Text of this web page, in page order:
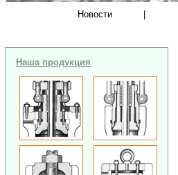
Новости
Наша продукция